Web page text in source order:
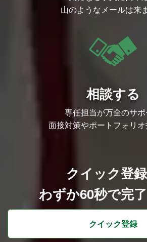
山のようなメールは来
相談する
専任担当が万全のサポ
面接対策やポートフォリ
クイック登
わずか60秒で完
クイック登録